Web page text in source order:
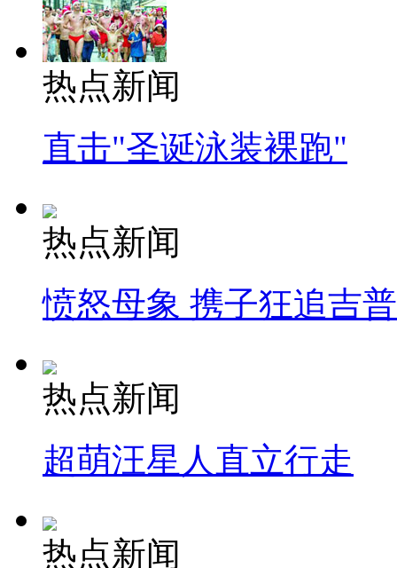
热点新闻
直击"圣诞泳装裸跑"
热点新闻
愤怒母象 携子狂追吉
热点新闻
超萌汪星人直立行走
热点新闻